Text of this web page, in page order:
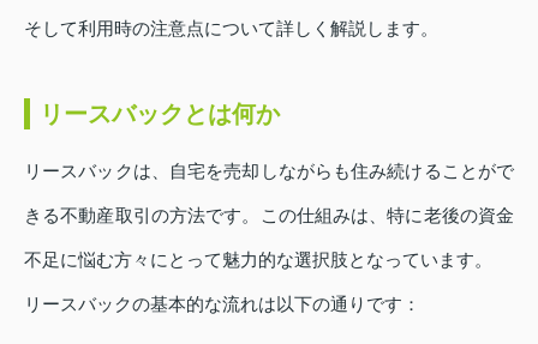
そして利用時の注意点について詳しく解説します。
リースバックとは何か
リースバックは、自宅を売却しながらも住み続けることがで
きる不動産取引の方法です。この仕組みは、特に老後の資金
不足に悩む方々にとって魅力的な選択肢となっています。
リースバックの基本的な流れは以下の通りです：